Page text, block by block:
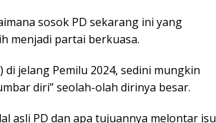
sosok PD sekarang ini yang
menjadi partai berkuasa.
di jelang Pemilu 2024, sedini mungkin
diri” seolah-olah dirinya besar.
asli PD dan apa tujuannya melontar isu